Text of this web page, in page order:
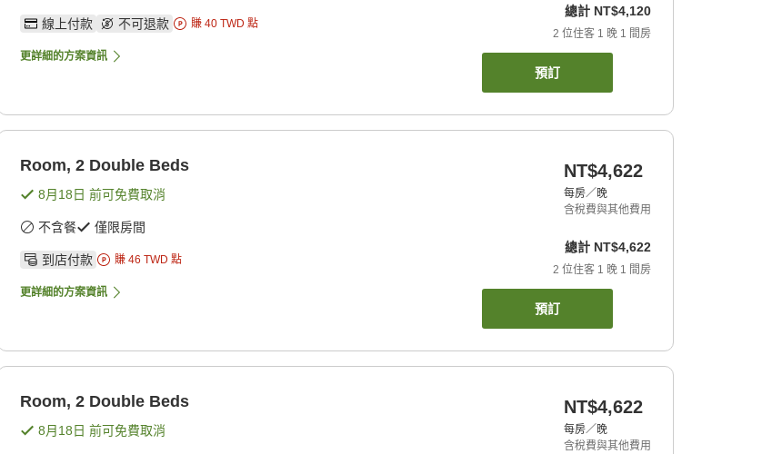
線上付款 不可退款 賺 40 TWD 點
更詳細的方案資訊
總計 NT$4,120
2 位住客 1 晚 1 間房
預訂
Room, 2 Double Beds
8月18日 前可免費取消
不含餐 僅限房間
到店付款 賺 46 TWD 點
更詳細的方案資訊
NT$4,622
每房／晚
含稅費與其他費用
總計 NT$4,622
2 位住客 1 晚 1 間房
預訂
Room, 2 Double Beds
8月18日 前可免費取消
NT$4,622
每房／晚
含稅費與其他費用